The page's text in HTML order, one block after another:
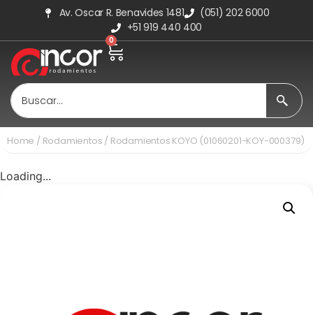
Av. Oscar R. Benavides 1481
(051) 202 6000
+51 919 440 400
0
Home / Rodamientos / Rodamientos KOYO (01060201-KOY-000379)
Loading...